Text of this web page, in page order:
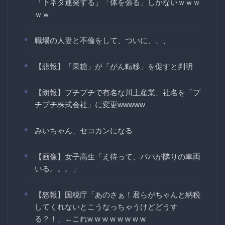
「下ネタ連発する」「体を張る」しかないｗｗｗ
ｗｗ
職場の人妻と不倫をして、ついに、、、
【悲報】「果糖」が「がん転移」を促すと判明
【朗報】プチプチで有名な川上産業、社名を「プ
チプチ株式会社」に変更wwwww
みいちゃん、セコカンになる
【画像】女子高生「え待って、パパが隣りの車両
いる。。。」
【怒報】国税庁「あのさぁ！君らがちゃんと納税
してくれないとこうなっちゃうけどどうす
る？！」←これw w w w w w w w